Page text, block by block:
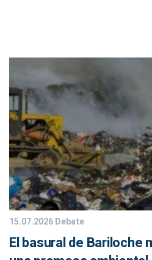
15.07.2026Debate
El basural de Bariloche